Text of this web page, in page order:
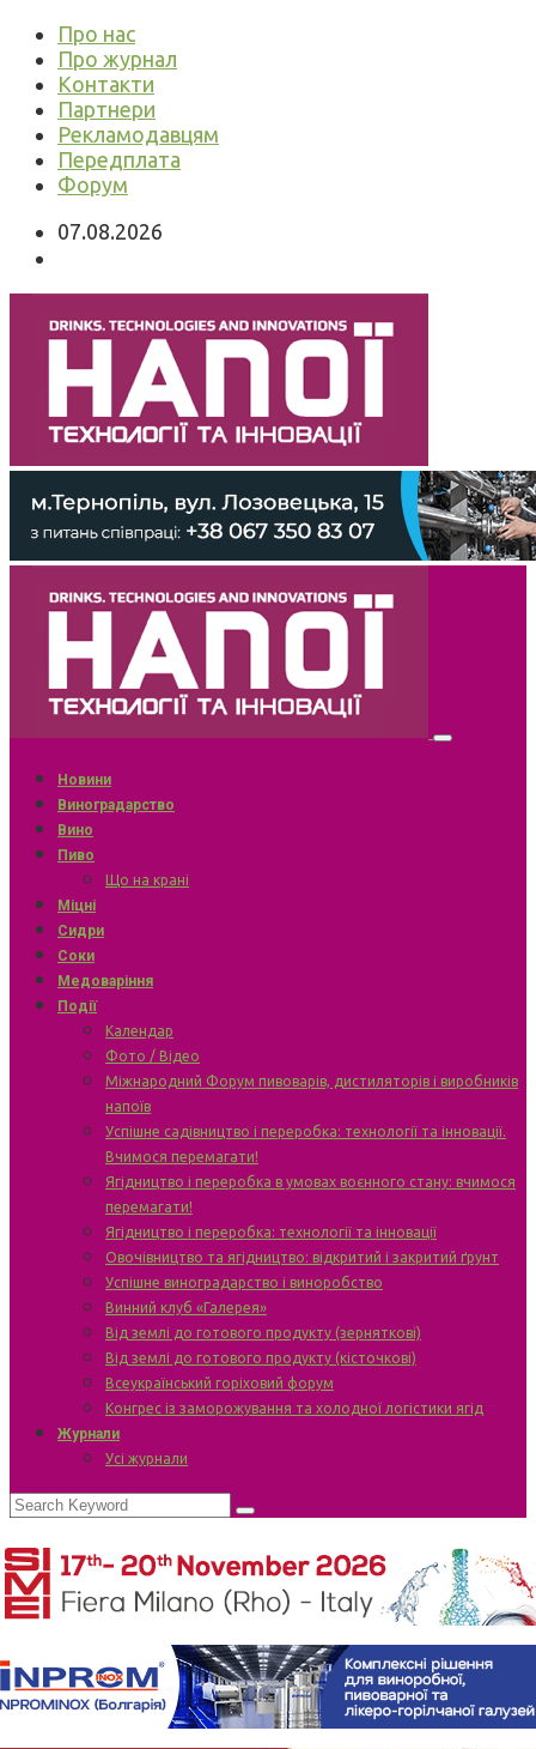
Про нас
Про журнал
Контакти
Партнери
Рекламодавцям
Передплата
Форум
07.08.2026
Новини
Виноградарство
Вино
Пиво
Що на крані
Міцні
Сидри
Соки
Медоваріння
Події
Календар
Фото / Відео
Міжнародний Форум пивоварів, дистиляторів і виробників
напоїв
Успішне садівництво і переробка: технології та інновації.
Вчимося перемагати!
Ягідництво і переробка в умовах воєнного стану: вчимося
перемагати!
Ягідництво і переробка: технології та інновації
Овочівництво та ягідництво: відкритий і закритий ґрунт
Успішне виноградарство і виноробство
Винний клуб «Галерея»
Від землі до готового продукту (зерняткові)
Від землі до готового продукту (кісточкові)
Всеукраїнський горіховий форум
Конгрес із заморожування та холодної логістики ягід
Журнали
Усі журнали